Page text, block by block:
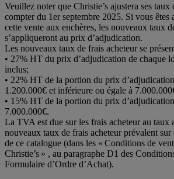
Veuillez noter que Christie’s ajustera ses taux
compter du 1er septembre 2025. Si vous êtes
cette vente aux enchères, les nouveaux taux
s’appliqueront au prix d’adjudication.
Les nouveaux taux de frais acheteur se
• 27% HT du prix d’adjudication de chaque
inclus;
• 22% HT de la portion du prix
1.200.000€ et inférieure ou égale à
• 15% HT de la portion du prix
7.000.000€.
La TVA est due sur les frais acheteur au taux
nouveaux taux de frais acheteur prévalent
de ce catalogue (dans les « Conditions de
Christie’s » , au paragraphe D1 des
Formulaire d’Ordre d’Achat).